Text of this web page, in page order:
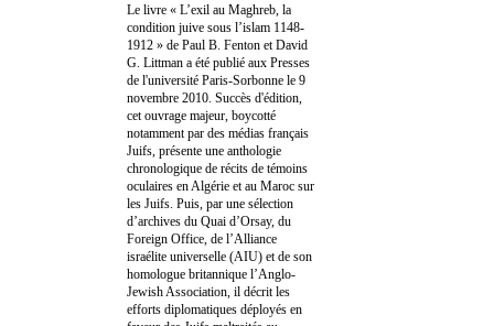
Le livre « L’exil au Maghreb, la
condition juive sous l’islam 1148-
1912 » de Paul B. Fenton et David
G. Littman a été publié aux Presses
de l'université Paris-Sorbonne le 9
novembre 2010. Succès d'édition,
cet ouvrage majeur, boycotté
notamment par des médias français
Juifs, présente une anthologie
chronologique de récits de témoins
oculaires en Algérie et au Maroc sur
les Juifs. Puis, par une sélection
d’archives du Quai d’Orsay, du
Foreign Office, de l’Alliance
israélite universelle (AIU) et de son
homologue britannique l’Anglo-
Jewish Association, il décrit les
efforts diplomatiques déployés en